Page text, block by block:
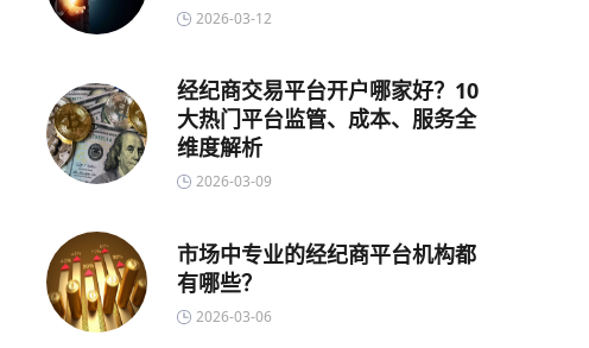
2026-03-12
经纪商交易平台开户哪家好？10
大热门平台监管、成本、服务全
维度解析
2026-03-09
市场中专业的经纪商平台机构都
有哪些？
2026-03-06